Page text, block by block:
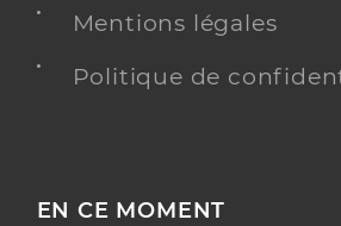
Mentions légales
Politique de
EN CE MOMENT